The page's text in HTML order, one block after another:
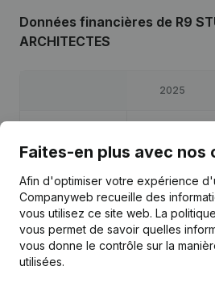
Données financières de R9
ARCHITECTES
2025
Marge brute €529 272 €
Personnel 1,7
Faites-en plus avec nos
Afin d'optimiser votre expérience
Companyweb recueille des
vous utilisez ce site web. La
vous permet de savoir quelles
vous donne le contrôle sur la
utilisées.